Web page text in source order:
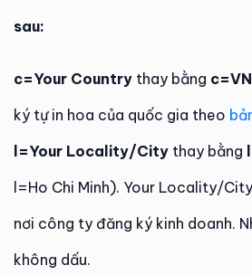
sau:
c=Your Country thay bằng c=VN
ký tự in hoa của quốc gia theo
l=Your Locality/City thay bằng
l=Ho Chi Minh). Your Locality/
nơi công ty đăng ký kinh doanh.
không dấu.